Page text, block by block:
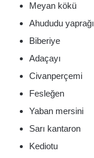
Meyan kökü
Ahududu yaprağı
Biberiye
Adaçayı
Civanperçemi
Fesleğen
Yaban mersini
Sarı kantaron
Kediotu